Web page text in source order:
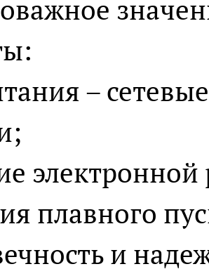
–
электронной
плавного
и